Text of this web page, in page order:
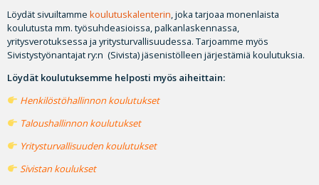
Löydät sivuiltamme koulutuskalenterin, joka tarjoaa monenlaista
koulutusta mm. työsuhdeasioissa, palkanlaskennassa,
yritysverotuksessa ja yritysturvallisuudessa. Tarjoamme myös
Sivistystyönantajat ry:n (Sivista) jäsenistölleen järjestämiä koulutuksia.
Löydät koulutuksemme helposti myös aiheittain:
Henkilöstöhallinnon koulutukset
Taloushallinnon koulutukset
Yritysturvallisuuden koulutukset
Sivistan koulukset